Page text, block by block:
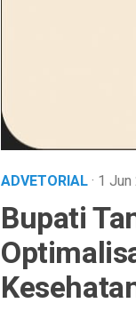
ADVETORIAL· 1
Bupati